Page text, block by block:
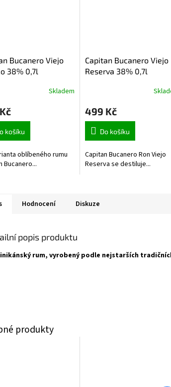
Bucanero Viejo
38% 0,7l
Skladem
košíku
oblíbeného rumu
Bucanero...
Capitan Bucanero Viejo
Reserva 38% 0,7l
499 Kč
Do košíku
Capitan Bucanero Ron Viejo
Reserva se destiluje...
Hodnocení Diskuze
popis produktu
rum, vyrobený podle nejstarších